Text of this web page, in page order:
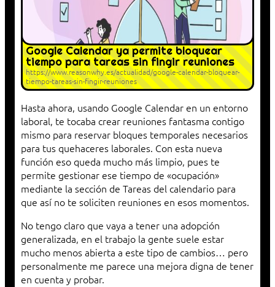
Google Calendar ya permite bloquear
tiempo para tareas sin fingir reuniones
https://www.reasonwhy.es/actualidad/google-calendar-bloquear-
tiempo-tareas-sin-fingir-reuniones
Hasta ahora, usando Google Calendar en un entorno
laboral, te tocaba crear reuniones fantasma contigo
mismo para reservar bloques temporales necesarios
para tus quehaceres laborales. Con esta nueva
función eso queda mucho más limpio, pues te
permite gestionar ese tiempo de «ocupación»
mediante la sección de Tareas del calendario para
que así no te soliciten reuniones en esos momentos.
No tengo claro que vaya a tener una adopción
generalizada, en el trabajo la gente suele estar
mucho menos abierta a este tipo de cambios… pero
personalmente me parece una mejora digna de tener
en cuenta y probar.